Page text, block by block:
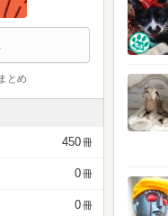
とめ
450冊
0冊
0冊